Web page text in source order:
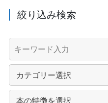
絞り込み検索